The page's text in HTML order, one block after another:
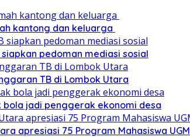
kantong dan keluarga
pedoman mediasi sosial
TB di Lombok Utara
bola jadi penggerak ekonomi desa
apresiasi 75 Program Mahasiswa UGM